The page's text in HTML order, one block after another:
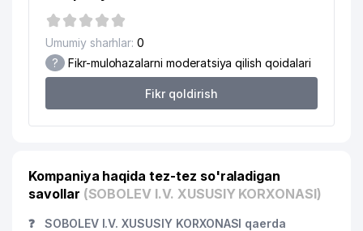
19
TEXTILE MACHINERY MIDDLE ASIA
MChJ
SHARIFAHONAYA XUSUSIY
KORXONASI
22 TECHNOBIOMEDIKAL MChJ 154 м
23 IPAK YO'LI BANKI
Umumiy sharhlar: 0
? Fikr-mulohazalarni moderatsiya qilish qoidalari
Fikr qoldirish
Kompaniya haqida tez-tez so'raladigan
savollar (SOBOLEV I.V. XUSUSIY KORXONASI)
❓
SOBOLEV I.V. XUSUSIY KORXONASI qaerda